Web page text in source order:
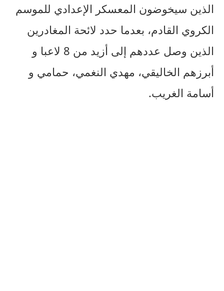
الذين سيخوضون المعسكر الإعدادي للموسم
الكروي القادم، بعدما حدد لائحة المغادرين
الذين وصل عددهم إلى أزيد من 8 لاعبا و
أبرزهم الخاليقي، مهدي النغمي، حمامي و
أسامة الغريب.